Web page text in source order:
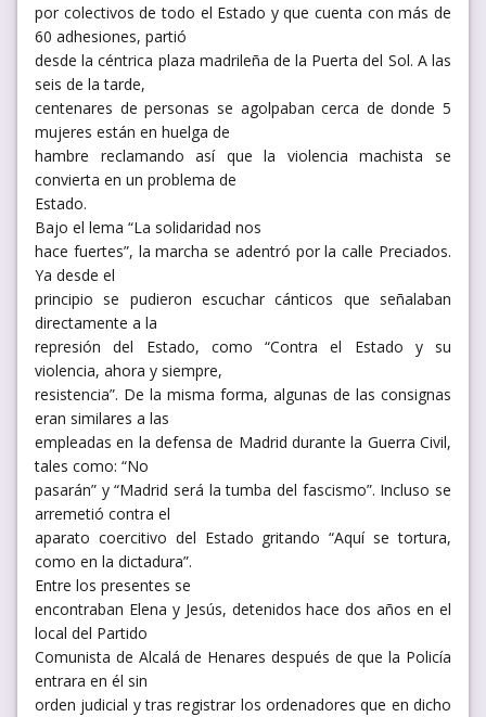
por colectivos de todo el Estado y que cuenta con más de
60 adhesiones, partió
desde la céntrica plaza madrileña de la Puerta del Sol. A las
seis de la tarde,
centenares de personas se agolpaban cerca de donde 5
mujeres están en huelga de
hambre reclamando así que la violencia machista se
convierta en un problema de
Estado.
Bajo el lema “La solidaridad nos
hace fuertes”, la marcha se adentró por la calle Preciados.
Ya desde el
principio se pudieron escuchar cánticos que señalaban
directamente a la
represión del Estado, como “Contra el Estado y su
violencia, ahora y siempre,
resistencia”. De la misma forma, algunas de las consignas
eran similares a las
empleadas en la defensa de Madrid durante la Guerra Civil,
tales como: “No
pasarán” y “Madrid será la tumba del fascismo”. Incluso se
arremetió contra el
aparato coercitivo del Estado gritando “Aquí se tortura,
como en la dictadura”.
Entre los presentes se
encontraban Elena y Jesús, detenidos hace dos años en el
local del Partido
Comunista de Alcalá de Henares después de que la Policía
entrara en él sin
orden judicial y tras registrar los ordenadores que en dicho